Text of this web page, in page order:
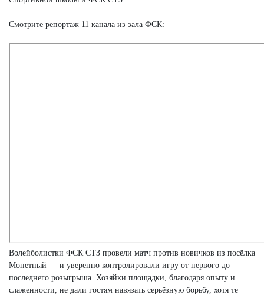
Смотрите репортаж 11 канала из зала ФСК:
Волейболистки ФСК СТЗ провели матч против новичков из посёлка
Монетный — и уверенно контролировали игру от первого до
последнего розыгрыша. Хозяйки площадки, благодаря опыту и
слаженности, не дали гостям навязать серьёзную борьбу, хотя те